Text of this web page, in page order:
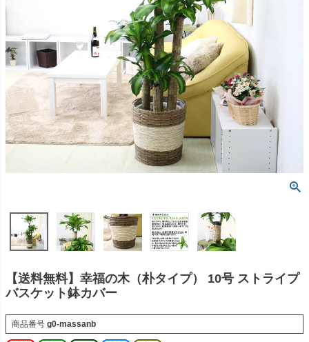
【送料無料】幸福の木（朴タイプ） 10号 ストライプ
バスケット鉢カバー
商品番号 g0-massanb